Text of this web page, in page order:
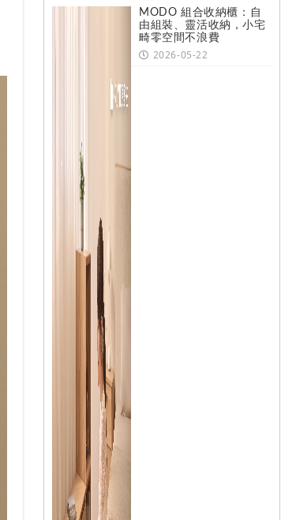
MODO 組合收納櫃：自
由組裝、靈活收納，小宅
畸零空間不浪費
2026-05-22